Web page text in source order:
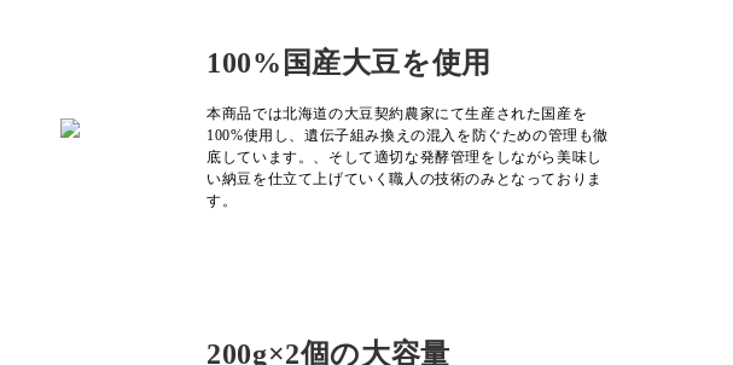
100%国産大豆を使用
本商品では北海道の大豆契約農家にて生産された国産を
100%使用し、遺伝子組み換えの混入を防ぐための管理も徹
底しています。、そして適切な発酵管理をしながら美味し
い納豆を仕立て上げていく職人の技術のみとなっておりま
す。
200g×2個の大容量